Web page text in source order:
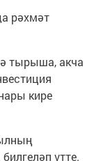
рәхмәт
тырыша, акча
кире
үтте.